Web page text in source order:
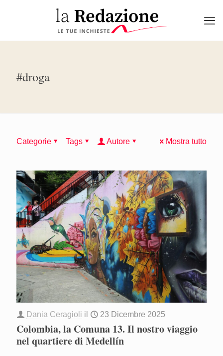
#droga
Categorie Tags Autore Mostra tutto
Dania Ceragioli il 23 Dicembre 2025
Colombia, la Comuna 13. Il nostro viaggio
nel quartiere di Medellín